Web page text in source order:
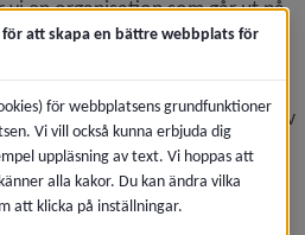
vi en organisation som går ut på
stor klass. I varje klass
en till två fritidspedagoger.
samma vuxna under hela
fritids vilket bygger en känsla av
för eleverna. Vårt sätt att
till ett mycket flexibelt
möjligheter att tillgodose både
efter aktivitet.
att skapa en bättre webbplats för
för webbplatsens grundfunktioner
Vi vill också kunna erbjuda dig
uppläsning av text. Vi hoppas att
alla kakor. Du kan ändra vilka
att klicka på inställningar.